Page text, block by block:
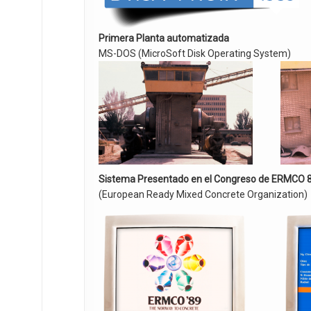
Primera Planta automatizada
MS-DOS (MicroSoft Disk Operating System)
Sistema Presentado en el Congreso de ERMCO
(European Ready Mixed Concrete Organization)